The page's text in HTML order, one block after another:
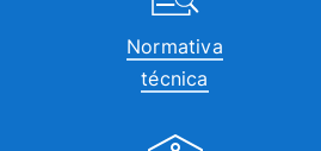
Normativa
técnica